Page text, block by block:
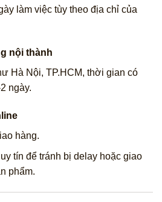
làm việc tùy theo địa chỉ của
nội thành
Hà Nội, TP.HCM, thời gian có
ngày.
hàng.
tín để tránh bị delay hoặc giao
phẩm.